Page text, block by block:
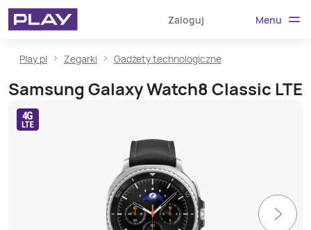
Zaloguj Menu
Play.pl Zegarki Gadżety technologiczne
Samsung Galaxy Watch8 Classic LTE